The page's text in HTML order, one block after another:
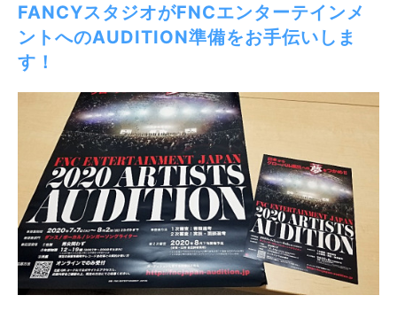
FANCYスタジオがFNCエンターテインメ
ントへのAUDITION準備をお手伝いしま
す！